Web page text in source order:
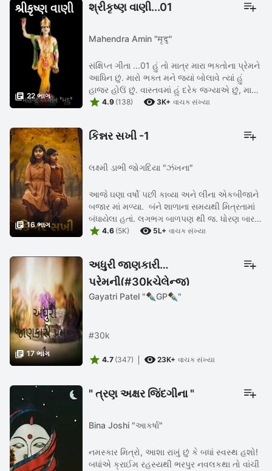
 22 ભાગ
શ્રીકૃષ્ણ વાણી...01
Mahendra Amin "मृदु"
સંક્ષિપ્ત ગીતા ...01 હું તો માત્ર મારા ભક્તોના પ્રેમને
આધિન છું. મારો ભક્ત મને જ્યાં બોલાવે ત્યાં હું
હાજર હોઉં છું. વાસ્તવમાં હું દરેક જગ્યાએ છું, માત્ર
દેખાતો નથી. જેમ અંધારામાં પડેલી કોઈ વસ્તુ ...
 4.9 (138)  3K+ વાચક સંખ્યા
 16 ભાગ
કિન્નર સખી -1
લક્ષ્મી ડાભી જોગદિયા "ઝંખના"
આજે ઘણા વર્ષો પછી કાવ્યા અને લીના એકબીજાને
બજાર માં મળ્યા. બંને શાળાના સમયથી મિત્રતામાં
બંધાયેલા હતાં. લગભગ બાળપણ થી જ. ધોરણ બાર
પછી છુટ્ટા પડ્યા ત્યારના આજે ...
 4.6 (5K)  5L+ વાચક સંખ્યા
 17 ભાગ
અધુરી જાણકારી
પ્રેમની(#30kચેલેન્જ)
Gayatri Patel "✒️GP✒️"
#30k
 4.7 (347)  23K+ વાચક સંખ્યા
" ત્રણ અક્ષર જિંદગીના "
Bina Joshi "આકર્ષા"
નમસ્કાર મિત્રો, આશા રાખું છું કે બધાં સ્વસ્થ હશો!
બધાંએ ક્રાઈમ રહસ્યથી ભરપુર નવલકથા તો વાંચી